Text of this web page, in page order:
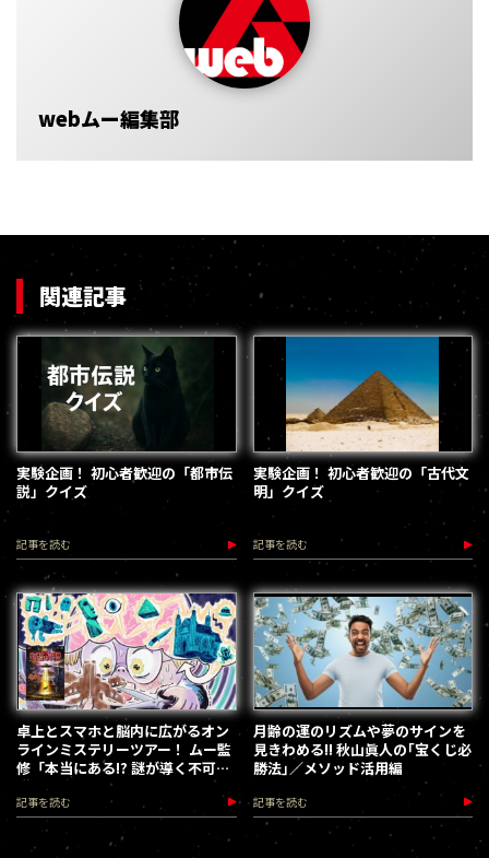
webムー編集部
関連記事
実験企画！ 初心者歓迎の「都市伝
説」クイズ
記事を読む
実験企画！ 初心者歓迎の「古代文
明」クイズ
記事を読む
卓上とスマホと脳内に広がるオン
ラインミステリーツアー！ ムー監
修「本当にある!? 謎が導く不可思
議スポットファイル」体験レポー
ト
記事を読む
月齢の運のリズムや夢のサインを
見きわめる!! 秋山眞人の｢宝くじ必
勝法｣／メソッド活用編
記事を読む